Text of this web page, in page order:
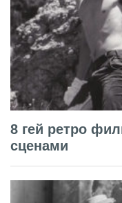
8 гей ретро
сценами